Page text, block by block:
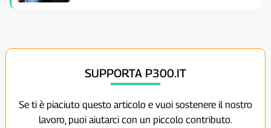
SUPPORTA P300.IT
Se ti è piaciuto questo articolo e vuoi sostenere il nostro
lavoro, puoi aiutarci con un piccolo contributo.